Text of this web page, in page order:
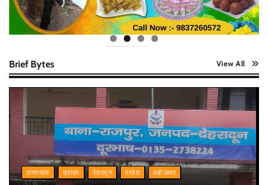
Brief Bytes View All
उत्तराखंड क्राइम देहरादून प्रदेश बड़ी खबर